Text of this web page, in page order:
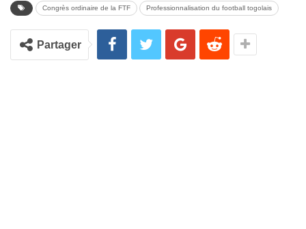
Congrès ordinaire de la FTF Professionnalisation du football togolais
Partager